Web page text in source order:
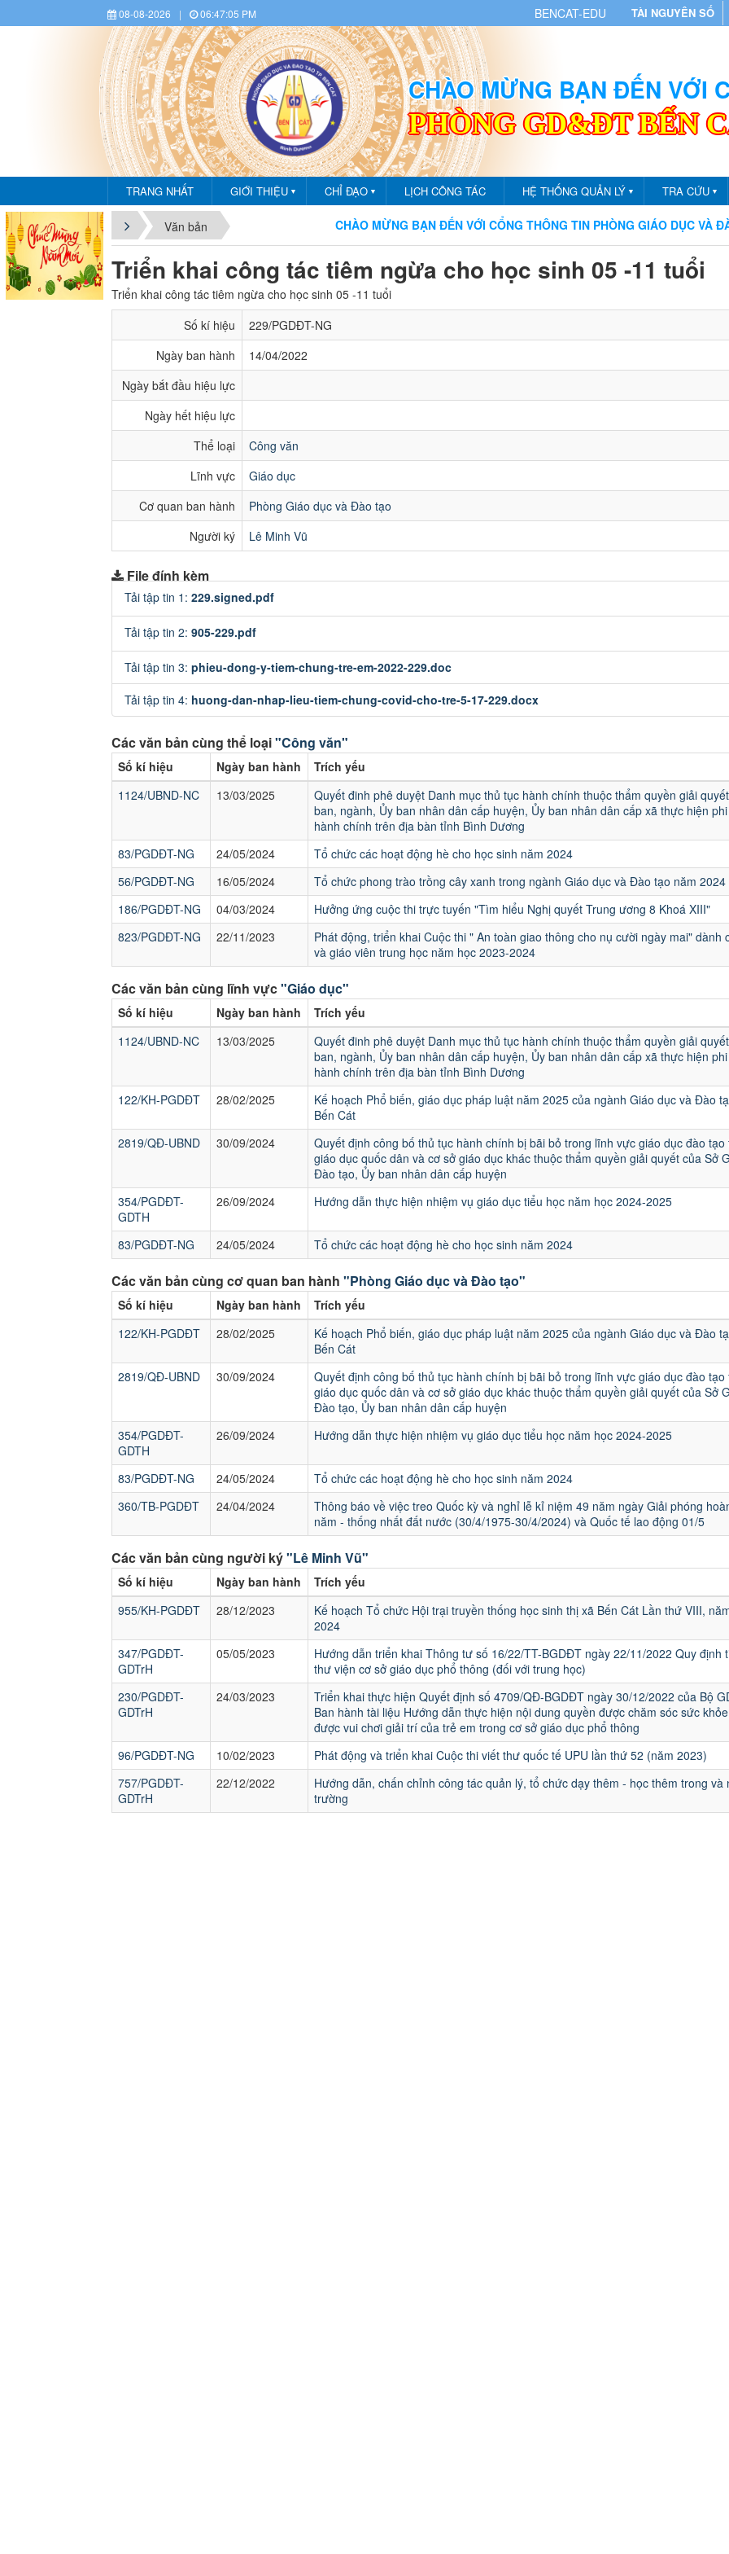
08-08-2026 | 06:47:06 PM BENCAT-EDU TÀI NGUYÊN SỐ
CHÀO MỪNG BẠN ĐẾN VỚI
PHÒNG GD&ĐT BẾN
TRANG NHẤT GIỚI THIỆU ▼ CHỈ ĐẠO ▼ LỊCH CÔNG TÁC HỆ THỐNG QUẢN LÝ ▼ TRA CỨU ▼
Văn bản CHÀO MỪNG BẠN ĐẾN VỚI CỔNG THÔNG TIN PHÒNG GIÁO DỤC VÀ ĐÀO
Triển khai công tác tiêm ngừa cho học sinh 05 -11 tuổi
Triển khai công tác tiêm ngừa cho học sinh 05 -11 tuổi
Số kí hiệu
229/PGDĐT-NG
Ngày ban hành
14/04/2022
Ngày bắt đầu hiệu lực
Ngày hết hiệu lực
Thể loại
Công văn
Lĩnh vực
Giáo dục
Cơ quan ban hành
Phòng Giáo dục và Đào tạo
Người ký
Lê Minh Vũ
File đính kèm
Tải tập tin 1: 229.signed.pdf
Tải tập tin 2: 905-229.pdf
Tải tập tin 3: phieu-dong-y-tiem-chung-tre-em-2022-229.doc
Tải tập tin 4: huong-dan-nhap-lieu-tiem-chung-covid-cho-tre-5-17-229.docx
Các văn bản cùng thể loại"Công văn"
Số kí hiệu Ngày ban hành
Trích yếu
1124/UBND-NC
13/03/2025
Quyết đinh phê duyệt Danh mục thủ tục hành chính thuộc thẩm quyền giải
ban, ngành, Ủy ban nhân dân cấp huyện, Ủy ban nhân dân cấp xã thực hiện
hành chính trên địa bàn tỉnh Bình Dương
83/PGDĐT-NG
24/05/2024
Tổ chức các hoạt động hè cho học sinh năm 2024
56/PGDĐT-NG
16/05/2024
Tổ chức phong trào trồng cây xanh trong ngành Giáo dục và Đào tạo năm 2024
186/PGDĐT-NG
04/03/2024
Hưởng ứng cuộc thi trực tuyến "Tìm hiểu Nghị quyết Trung ương 8 Khoá XIII"
823/PGDĐT-NG
22/11/2023
Phát động, triển khai Cuộc thi " An toàn giao thông cho nụ cười ngày mai" dành
và giáo viên trung học năm học 2023-2024
Các văn bản cùng lĩnh vực"Giáo dục"
Số kí hiệu Ngày ban hành
Trích yếu
1124/UBND-NC
13/03/2025
Quyết đinh phê duyệt Danh mục thủ tục hành chính thuộc thẩm quyền giải
ban, ngành, Ủy ban nhân dân cấp huyện, Ủy ban nhân dân cấp xã thực hiện
hành chính trên địa bàn tỉnh Bình Dương
122/KH-PGDĐT
28/02/2025
Kế hoạch Phổ biến, giáo dục pháp luật năm 2025 của ngành Giáo dục và Đào
Bến Cát
2819/QĐ-UBND
30/09/2024
Quyết định công bố thủ tục hành chính bị bãi bỏ trong lĩnh vực giáo dục đào tạo
giáo dục quốc dân và cơ sở giáo dục khác thuộc thẩm quyền giải quyết của Sở
Đào tạo, Ủy ban nhân dân cấp huyện
354/PGDĐT-
GDTH
26/09/2024 Hướng dẫn thực hiện nhiệm vụ giáo dục tiểu học năm học 2024-2025
83/PGDĐT-NG 24/05/2024 Tổ chức các hoạt động hè cho học sinh năm 2024
Các văn bản cùng cơ quan ban hành "Phòng Giáo dục và Đào tạo"
Số kí hiệu Ngày ban hành
Trích yếu
122/KH-PGDĐT
28/02/2025
Kế hoạch Phổ biến, giáo dục pháp luật năm 2025 của ngành Giáo dục và Đào
Bến Cát
2819/QĐ-UBND
30/09/2024
Quyết định công bố thủ tục hành chính bị bãi bỏ trong lĩnh vực giáo dục đào tạo
giáo dục quốc dân và cơ sở giáo dục khác thuộc thẩm quyền giải quyết của Sở
Đào tạo, Ủy ban nhân dân cấp huyện
354/PGDĐT-
GDTH
26/09/2024 Hướng dẫn thực hiện nhiệm vụ giáo dục tiểu học năm học 2024-2025
83/PGDĐT-NG 24/05/2024
Tổ chức các hoạt động hè cho học sinh năm 2024
360/TB-PGDĐT
24/04/2024
Thông báo về việc treo Quốc kỳ và nghỉ lễ kỉ niệm 49 năm ngày Giải phóng
năm - thống nhất đất nước (30/4/1975-30/4/2024) và Quốc tế lao động 01/5
Các văn bản cùng người ký"Lê Minh Vũ"
Số kí hiệu Ngày ban hành
Trích yếu
955/KH-PGDĐT
28/12/2023
Kế hoạch Tổ chức Hội trại truyền thống học sinh thị xã Bến Cát Lần thứ VIII,
2024
347/PGDĐT-
GDTrH
05/05/2023
Hướng dẫn triển khai Thông tư số 16/22/TT-BGDĐT ngày 22/11/2022 Quy định
thư viện cơ sở giáo dục phổ thông (đối với trung học)
230/PGDĐT-
GDTrH
24/03/2023
Triển khai thực hiện Quyết định số 4709/QĐ-BGDĐT ngày 30/12/2022 của Bộ
Ban hành tài liệu Hướng dẫn thực hiện nội dung quyền được chăm sóc sức
được vui chơi giải trí của trẻ em trong cơ sở giáo dục phổ thông
96/PGDĐT-NG
10/02/2023
Phát động và triển khai Cuộc thi viết thư quốc tế UPU lần thứ 52 (năm 2023)
757/PGDĐT-
GDTrH
22/12/2022
Hướng dẫn, chấn chỉnh công tác quản lý, tổ chức dạy thêm - học thêm trong và
trường